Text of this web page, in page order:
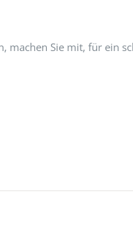
machen Sie mit, für ein